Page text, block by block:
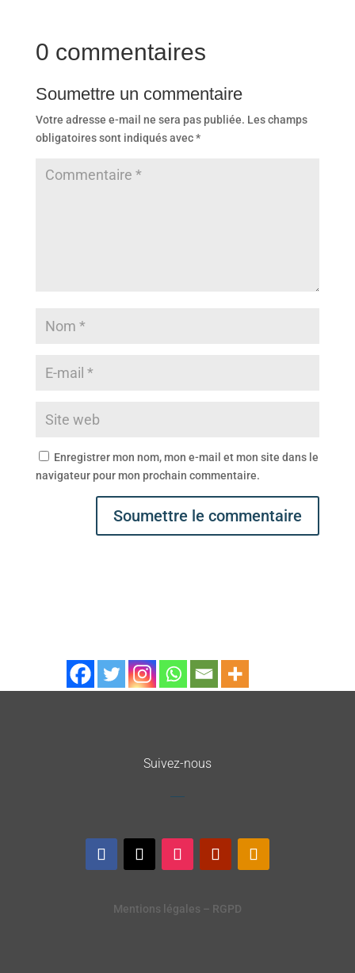
0 commentaires
Soumettre un commentaire
Votre adresse e-mail ne sera pas publiée. Les champs
obligatoires sont indiqués avec*
Enregistrer mon nom, mon e-mail et mon site dans le
navigateur pour mon prochain commentaire.
Soumettre le commentaire
Suivez-nous
Mentions légales – RGPD